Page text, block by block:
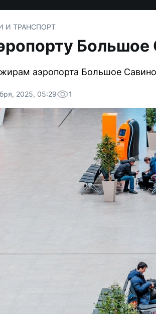
И ТРАНСПОРТ
аэропорта Большое
2025, 05:29 1